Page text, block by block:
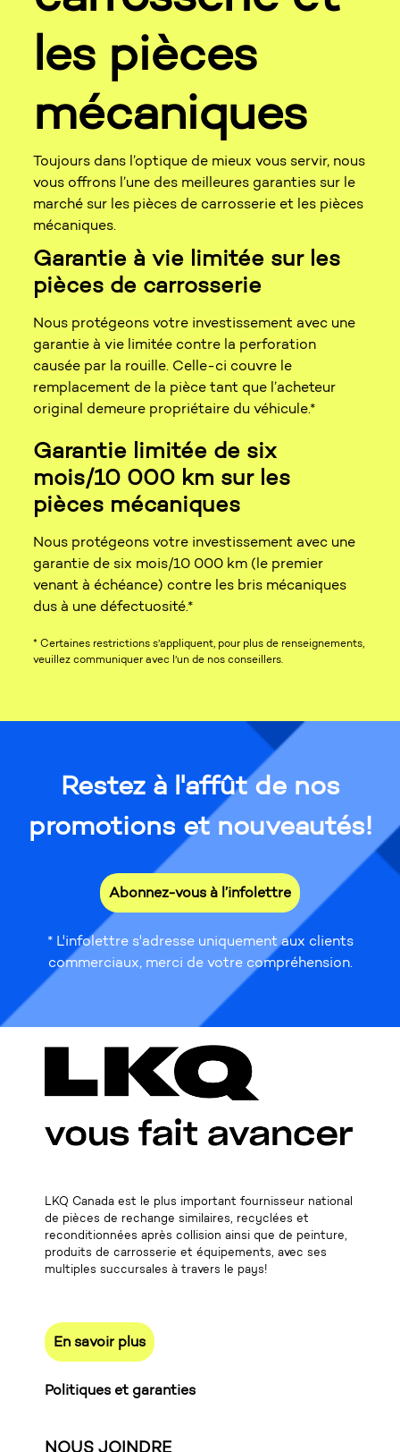
les pièces
mécaniques
Toujours dans l’optique de mieux vous servir, nous
vous offrons l’une des meilleures garanties sur le
marché sur les pièces de carrosserie et les pièces
mécaniques.
Garantie à vie limitée sur les
pièces de carrosserie
Nous protégeons votre investissement avec une
garantie à vie limitée contre la perforation
causée par la rouille. Celle-ci couvre le
remplacement de la pièce tant que l’acheteur
original demeure propriétaire du véhicule.*
Garantie limitée de six
mois/10 000 km sur les
pièces mécaniques
Nous protégeons votre investissement avec une
garantie de six mois/10 000 km (le premier
venant à échéance) contre les bris mécaniques
dus à une défectuosité.*
* Certaines restrictions s’appliquent, pour plus de renseignements,
veuillez communiquer avec l’un de nos conseillers.
Restez à l'affût de nos
promotions et nouveautés!
Abonnez-vous à l’infolettre
* L'infolettre s'adresse uniquement aux clients
commerciaux, merci de votre compréhension.
LKQ Canada est le plus important fournisseur national
de pièces de rechange similaires, recyclées et
reconditionnées après collision ainsi que de peinture,
produits de carrosserie et équipements, avec ses
multiples succursales à travers le pays!
En savoir plus
Politiques et garanties
NOUS JOINDRE